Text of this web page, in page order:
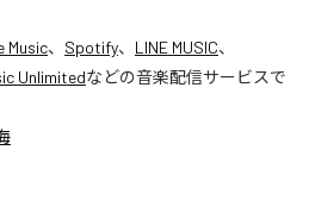
Music、 Spotify、 LINE MUSIC、
Unlimitedなどの音楽配信サービスで